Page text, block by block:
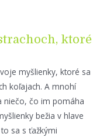
ktoré
myšlienky, ktoré sa
koľajach. A mnohí
niečo, čo im pomáha
bežia v hlave
sa s ťažkými